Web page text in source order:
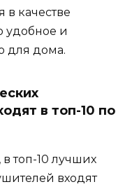
в качестве
удобное и
для дома.
в топ-10 по
в топ-10 лучших
входят